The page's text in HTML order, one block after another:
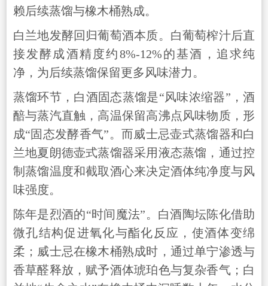
赖后续蒸馏与橡木桶熟成。
白兰地发酵回归葡萄酒本质。白葡萄榨汁后直
接发酵成酒精度约8%-12%的基酒，追求纯
净，为后续蒸馏保留更多风味潜力。
蒸馏环节，白酒固态蒸馏是“风味浓缩器”，酒
醅与蒸汽直触，高温保留高沸点风味物质，形
成“固态发酵香气”。而威士忌壶式蒸馏器和白
兰地夏朗德壶式蒸馏器采用液态蒸馏，通过控
制蒸馏温度和截取酒心来决定酒体纯净度与风
味强度。
陈年是烈酒的“时间魔法”。白酒陶坛陈化借助
微孔结构促进氧化与酯化反应，使酒体变绵
柔；威士忌在橡木桶熟成时，通过单宁渗透与
香草醛释放，赋予酒体琥珀色与复杂香气；白